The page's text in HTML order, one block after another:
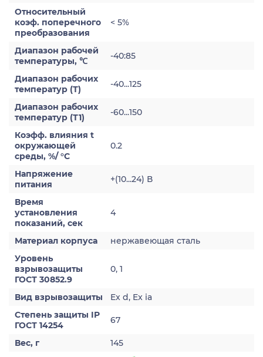
Относительный
коэф. поперечного
преобразования
< 5%
Диапазон рабочей
температуры, ℃
-40:85
Диапазон рабочих
температур (Т)
-40...125
Диапазон рабочих
температур (Т1)
-60...150
Коэфф. влияния t
окружающей
среды, %/ °С
0.2
Напряжение
питания
+(10...24) В
Время
установления
показаний, сек
4
Материал корпуса
нержавеющая сталь
Уровень
взрывозащиты
ГОСТ 30852.9
0, 1
Вид взрывозащиты
Ex d, Ex ia
Степень защиты IP
ГОСТ 14254
67
Вес, г
145